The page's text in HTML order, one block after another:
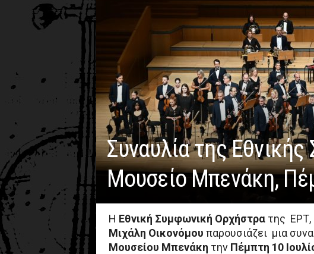
Συναυλία της
Μουσείο Μπενάκη,
Η Εθνική Συμφωνική Ορχήστρατης ΕΡΤ,
Μιχάλη Οικονόμου παρουσιάζει μια
Μουσείου Μπενάκη την Πέμπτη 10